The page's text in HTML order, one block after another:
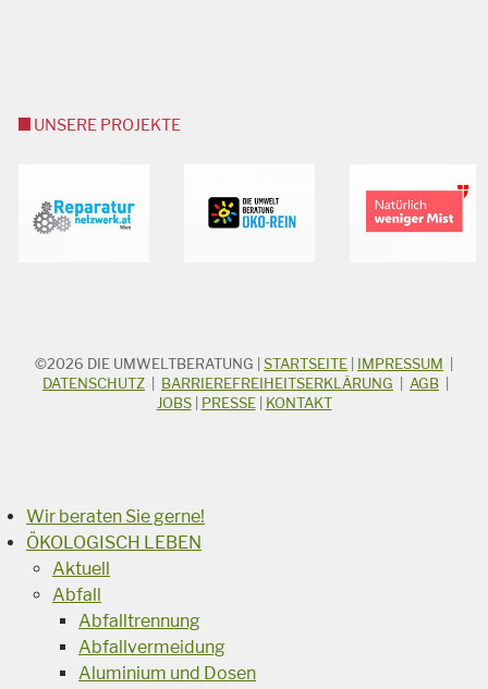
UNSERE PROJEKTE
STICHWORTSUCHE
Suchbegriff
©2026 DIE UMWELTBERATUNG STARTSEITE IMPRESSUM
DATENSCHUTZ
BARRIEREFREIHEITSERKLÄRUNG AGB
JOBS| PRESSE| KONTAKT
Wir beraten Sie gerne!
ÖKOLOGISCH LEBEN
Aktuell
Abfall
Abfalltrennung
Abfallvermeidung
Aluminium und Dosen